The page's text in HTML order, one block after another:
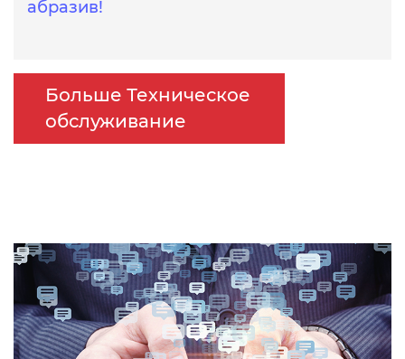
абразив!
Больше Техническое
обслуживание